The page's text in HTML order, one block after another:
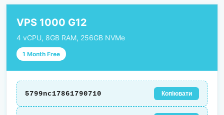
VPS 1000 G12
4 vCPU, 8GB RAM, 256GB NVMe
1 Month Free
5799nc17861790710 Копіювати